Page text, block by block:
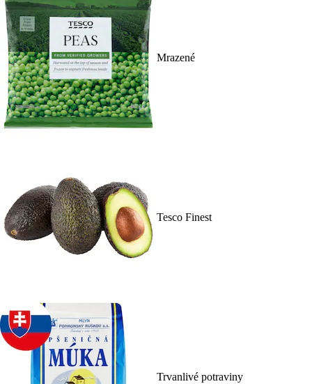
Mrazené
Tesco Finest
Trvanlivé potraviny